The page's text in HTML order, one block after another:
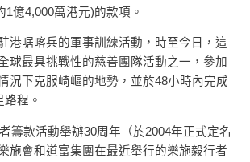
1億4,000萬港元)的款項。
港啹喀兵的軍事訓練活動，時至今日，這
球最具挑戰性的慈善團隊活動之一，參加
況下克服崎嶇的地勢，並於48小時內完成
程。
籌款活動舉辦30周年（於2004年正式定名
施會和道富集團在最近舉行的樂施毅行者